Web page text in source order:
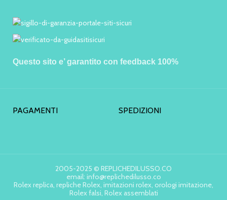
Questo sito e’ garantito con feedback 100%
PAGAMENTI SPEDIZIONI
2005-2025 © REPLICHEDILUSSO.CO
email: info@replichedilusso.co
Rolex replica, repliche Rolex, imitazioni rolex, orologi imitazione,
Rolex falsi, Rolex assemblati